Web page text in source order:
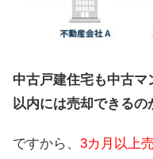
中古戸建住宅も中古マ
以内には売却できるの
ですから、 3カ月以上